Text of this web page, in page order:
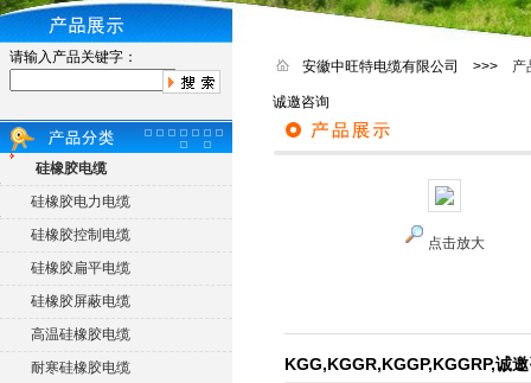
请输入产品关键字：
硅橡胶电缆
硅橡胶电力电缆
硅橡胶控制电缆
硅橡胶扁平电缆
硅橡胶屏蔽电缆
高温硅橡胶电缆
耐寒硅橡胶电缆
安徽中旺特电缆有限公司 >>> 产
诚邀咨询
点击放大
KGG,KGGR,KGGP,KGGRP,诚